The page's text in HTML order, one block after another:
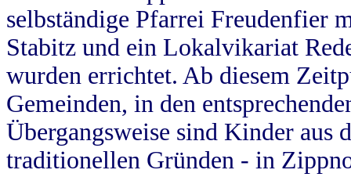
selbständige Pfarrei Freudenfier
Stabitz und ein Lokalvikariat
wurden errichtet. Ab diesem
Gemeinden, in den
Übergangsweise sind Kinder aus
traditionellen Gründen - in